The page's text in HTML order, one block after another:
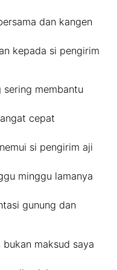
dan kangen
kepada si pengirim
sering membantu
cepat
si pengirim aji
minggu lamanya
gunung dan
maksud saya